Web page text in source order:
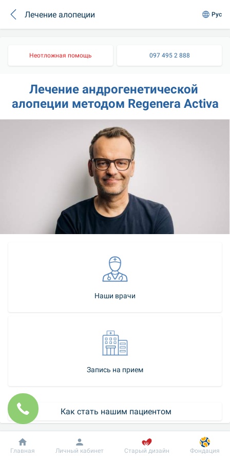
Лечение алопеции Рус
Неотложная помощь 097 495 2 888
Лечение андрогенетической
алопеции методом Regenera Activa
Наши врачи
Запись на прием
Как стать нашим пациентом
Контакт-центр
Добробут Информация Пациенту
Главная Личный кабинет Старый дизайн Фондация